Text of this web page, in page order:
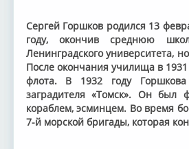
Сергей Горшков родился 13
году, окончив среднюю
Ленинградского университета,
После окончания училища в
флота. В 1932 году
заградителя «Томск». Он был
кораблем, эсминцем. Во время
7-й морской бригады, которая